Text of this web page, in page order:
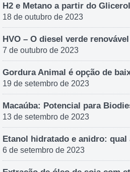
H2 e Metano a partir do Glicerol
18 de outubro de 2023
HVO – O diesel verde renovável
7 de outubro de 2023
Gordura Animal é opção de
19 de setembro de 2023
Macaúba: Potencial para
13 de setembro de 2023
Etanol hidratado e anidro: qual
6 de setembro de 2023